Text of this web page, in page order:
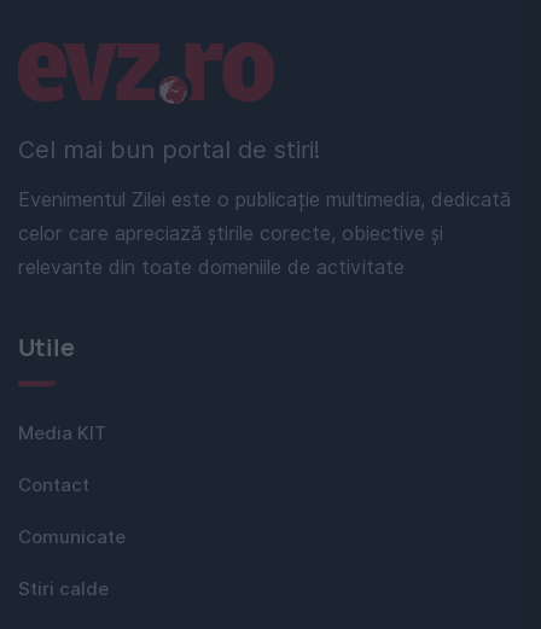
Cel mai bun portal de stiri!
Evenimentul Zilei este o publicație multimedia, dedicată
celor care apreciază știrile corecte, obiective și
relevante din toate domeniile de activitate
Linkuri utile
Utile
Media KIT
Contact
Comunicate
Stiri calde